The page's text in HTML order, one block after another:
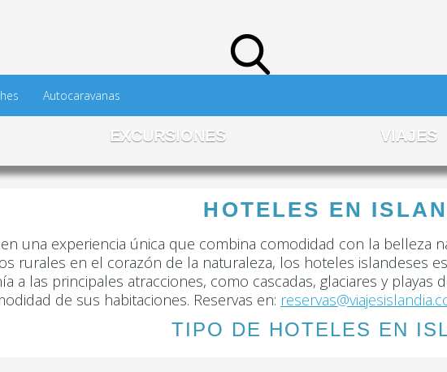
Autocaravanas
EXCURSIONES VIAJES
HOTELES EN
una experiencia única que combina comodidad con la belleza
rurales en el corazón de la naturaleza, los hoteles islandeses
a las principales atracciones, como cascadas, glaciares y
de sus habitaciones. Reservas en:
TIPO DE HOTELES EN